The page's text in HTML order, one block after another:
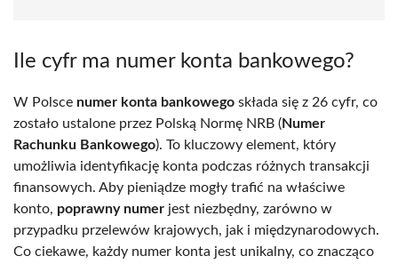
Ile cyfr ma numer konta bankowego?
W Polsce numer konta bankowego składa się z 26 cyfr, co
zostało ustalone przez Polską Normę NRB (Numer
Rachunku Bankowego). To kluczowy element, który
umożliwia identyfikację konta podczas różnych transakcji
finansowych. Aby pieniądze mogły trafić na właściwe
konto, poprawny numer jest niezbędny, zarówno w
przypadku przelewów krajowych, jak i międzynarodowych.
Co ciekawe, każdy numer konta jest unikalny, co znacząco